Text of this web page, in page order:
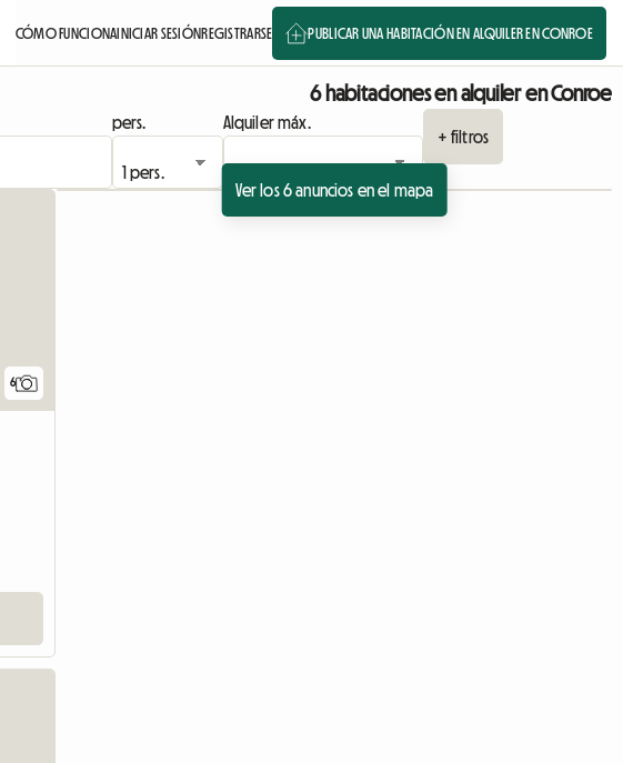
CÓMO FUNCIONAINICIAR SESIÓNREGISTRARSE PUBLICAR UNA HABITACIÓN EN ALQUILER EN CONROE
6 habitaciones en alquiler en Conroe
pers.
Alquiler máx.
+ filtros
Ver los 6 anuncios en el mapa
6